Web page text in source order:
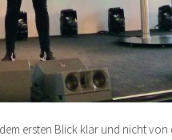
ersten Blick klar und nicht von